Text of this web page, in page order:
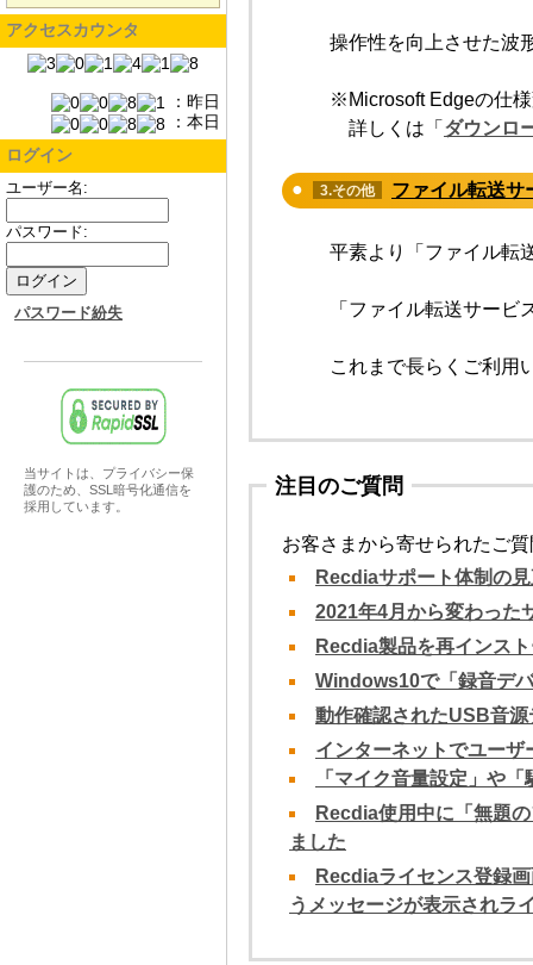
アクセスカウンタ
：昨日
：本日
ログイン
ユーザー名:
パスワード:
パスワード紛失
当サイトは、プライバシー保
護のため、SSL暗号化通信を
採用しています。
操作性を向上させた波
※Microsoft Edgeの仕
詳しくは「 ダウンロ
3.その他 ファイル転送
平素より「ファイル転
「ファイル転送サー
これまで長らくご利用
注目のご質問
お客さまから寄せられたご
Recdiaサポート体制の
2021年4月から変わった
Recdia製品を再インス
Windows10で「録音デ
動作確認されたUSB音源
インターネットでユーザ
「マイク音量設定」や
Recdia使用中に「無題
ました
Recdiaライセンス登録
うメッセージが表示されラ